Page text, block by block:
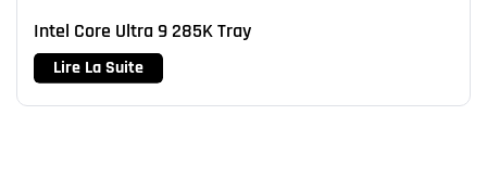
Intel Core Ultra 9 285K Tray
Lire La Suite